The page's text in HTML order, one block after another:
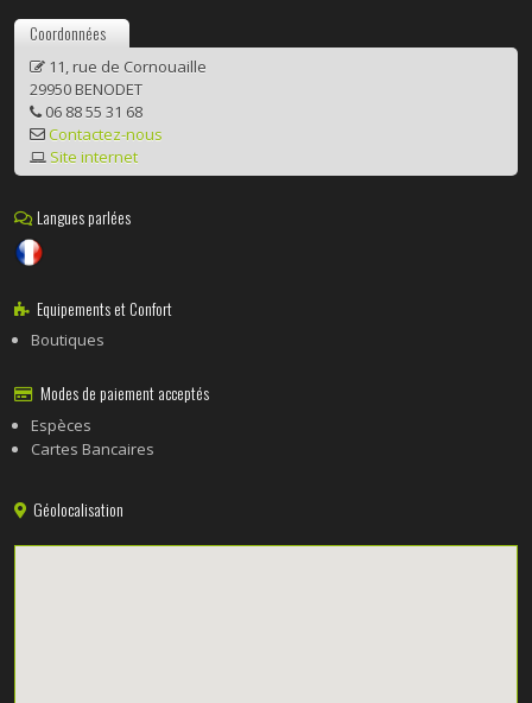
Coordonnées
11, rue de Cornouaille
29950 BENODET
06 88 55 31 68
Contactez-nous
Site internet
Langues parlées
Equipements et Confort
Boutiques
Modes de paiement acceptés
Espèces
Cartes Bancaires
Géolocalisation